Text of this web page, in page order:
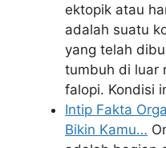
ektopik atau
adalah suatu
yang telah
tumbuh di luar
falopi. Kondisi
Intip Fakta
Bikin Kamu…